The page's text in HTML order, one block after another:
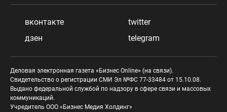
вконтакте
twitter
дзен
telegram
Деловая электронная газета «Бизнес Online» (на связи).
Свидетельство о регистрации СМИ Эл №ФС 77-33484 от 15.10.08.
Выдано федеральной службой по надзору в сфере связи и массовых
коммуникаций.
Учредитель ООО «Бизнес Медия Холдинг»